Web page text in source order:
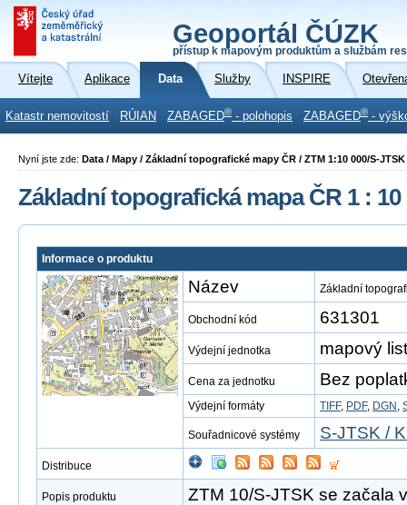
Geoportál ČÚZK
přístup k mapovým produktům a službám
Vítejte Aplikace Data Služby INSPIRE
Katastr nemovitostí RÚIAN ZABAGED® - polohopis ZABAGED® -
Nyní jste zde: Data / Mapy / Základní topografické mapy ČR / ZTM 1:10 000/S-JTSK
Základní topografická mapa ČR 1 : 10
Informace o produktu
Název Základní
Obchodní kód 631301
Výdejní jednotka mapový
Cena za jednotku Bez
Výdejní formáty TIFF, PDF, DGN ,
Souřadnicové systémy S-JTSK /
Distribuce
Popis produktu
ZTM 10/S-JTSK se začala